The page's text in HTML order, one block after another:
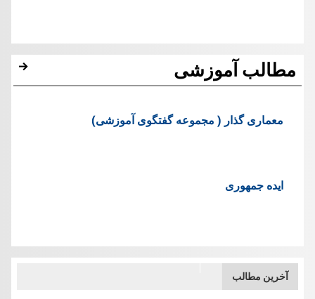
مطالب آموزشی
معماری گذار ( مجموعه گفتگوی آموزشی)
ایده جمهوری
آخرین مطالب